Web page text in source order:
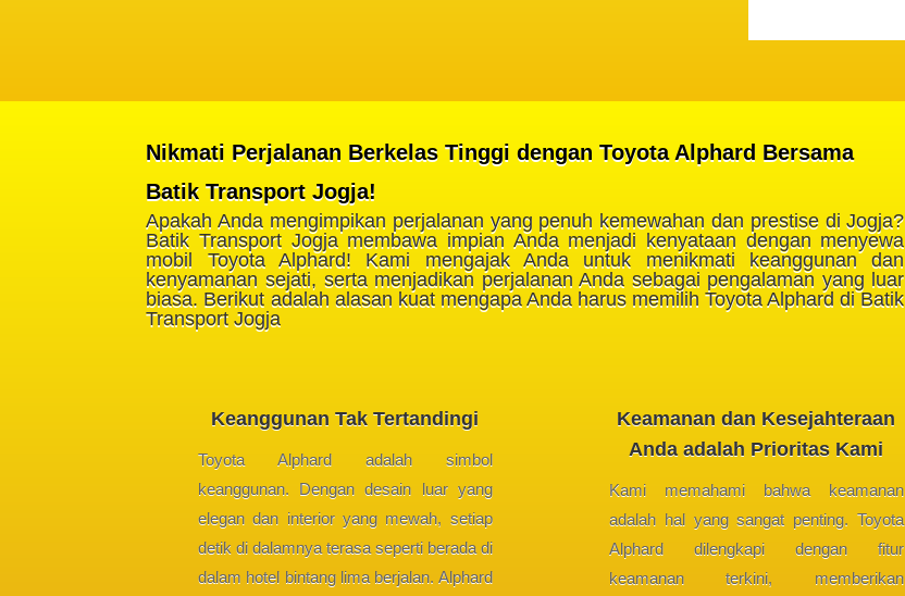
Nikmati Perjalanan Berkelas Tinggi dengan Toyota Alphard Bersama
Batik Transport Jogja!
Apakah Anda mengimpikan perjalanan yang penuh kemewahan dan prestise di Jogja?
Batik Transport Jogja membawa impian Anda menjadi kenyataan dengan menyewa
mobil Toyota Alphard! Kami mengajak Anda untuk menikmati keanggunan dan
kenyamanan sejati, serta menjadikan perjalanan Anda sebagai pengalaman yang luar
biasa. Berikut adalah alasan kuat mengapa Anda harus memilih Toyota Alphard di Batik
Transport Jogja
Keanggunan Tak Tertandingi
Toyota Alphard adalah simbol
keanggunan. Dengan desain luar yang
elegan dan interior yang mewah, setiap
detik di dalamnya terasa seperti berada di
dalam hotel bintang lima berjalan. Alphard
Keamanan dan Kesejahteraan
Anda adalah Prioritas Kami
Kami memahami bahwa keamanan
adalah hal yang sangat penting. Toyota
Alphard dilengkapi dengan fitur
keamanan terkini, memberikan